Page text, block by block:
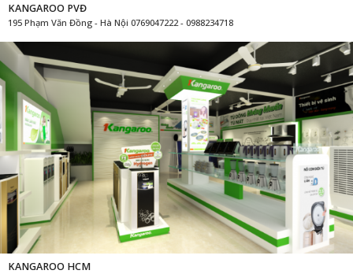
KANGAROO PVĐ
195 Phạm Văn Đồng - Hà Nội 0769047222 - 0988234718
KANGAROO HCM